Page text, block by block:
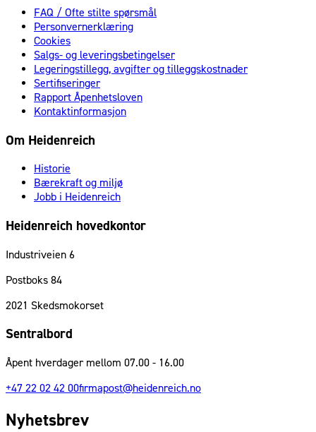
FAQ / Ofte stilte spørsmål
Personvernerklæring
Cookies
Salgs- og leveringsbetingelser
Legeringstillegg, avgifter og tilleggskostnader
Sertifiseringer
Rapport Åpenhetsloven
Kontaktinformasjon
Om Heidenreich
Historie
Bærekraft og miljø
Jobb i Heidenreich
Heidenreich hovedkontor
Industriveien 6
Postboks 84
2021 Skedsmokorset
Sentralbord
Åpent hverdager mellom 07.00 - 16.00
+47 22 02 42 00firmapost@heidenreich.no
Nyhetsbrev